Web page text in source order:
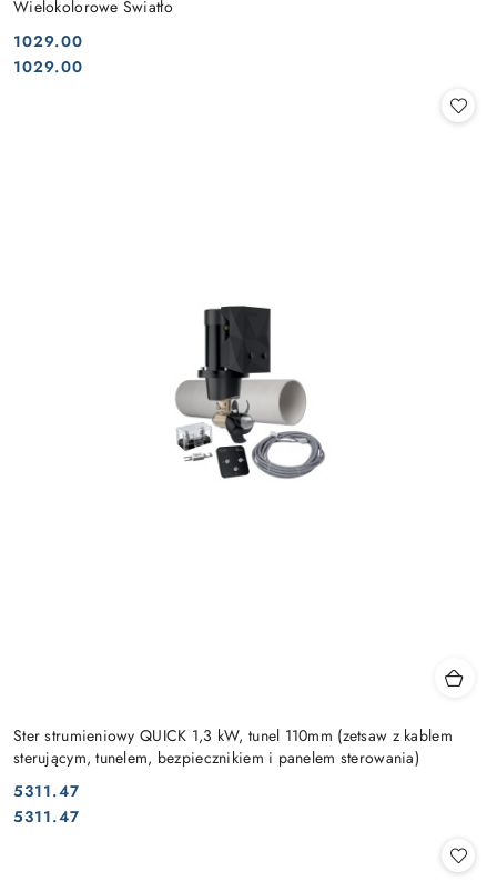
Wielokolorowe Światło
Cena:
1029.00
Cena:
1029.00
Ster strumieniowy QUICK 1,3 kW, tunel 110mm (zetsaw z kablem
sterującym, tunelem, bezpiecznikiem i panelem sterowania)
Cena:
5311.47
Cena:
5311.47